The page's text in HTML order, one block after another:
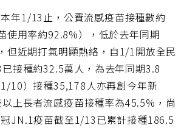
年1/13止，公費流感疫苗接種數約
使用率約92.8%），低於去年同期
但近期打氣明顯熱絡，自1/1開放全民
接種約32.5萬人，為去年同期3.8
10）接種35,178人亦再創今年新
上長者流感疫苗接種率為45.5%，尚
JN.1疫苗截至1/13已累計接種186.5